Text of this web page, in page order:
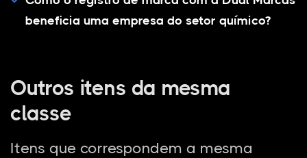
beneficia uma empresa do setor químico?
Outros itens da mesma
classe
Itens que correspondem a mesma